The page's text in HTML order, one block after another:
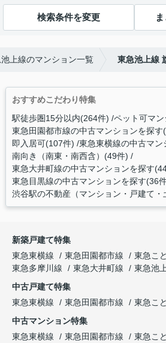
検索条件を変更
上線のマンション一覧 東急池上線
おすすめこだわり特集
駅徒歩圏15分以内(264件) ペット可マ
東急田園都市線の中古マンションを探す
即入居可(107件) 東急東横線の中古マ
南向き（南東・南西含）(49件)
東急大井町線の中古マンションを探す
東急目黒線の中古マンションを探す(36
渋谷駅の不動産（マンション・戸建て・
新築戸建て特集
東急東横線
東急田園都市線
東急こ
東急多摩川線
東急大井町線 東急池
中古戸建て特集
東急東横線
東急田園都市線
東急こ
中古マンション特集
東急東横線
東急田園都市線
東急こ